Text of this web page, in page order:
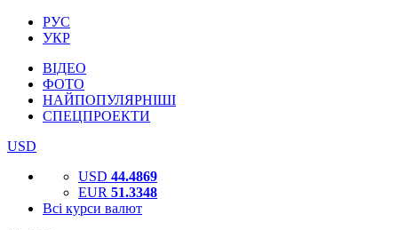
РУС
УКР
ВІДЕО
ФОТО
НАЙПОПУЛЯРНІШІ
СПЕЦПРОЕКТИ
USD
USD 44.4869
EUR 51.3348
Всі курси валют